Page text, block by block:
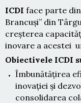
ICDI face parte
Brancuși” din
creșterea
inovare a acestei
Obiectivele ICDI
Îmbunătățirea
inovației și
consolidarea